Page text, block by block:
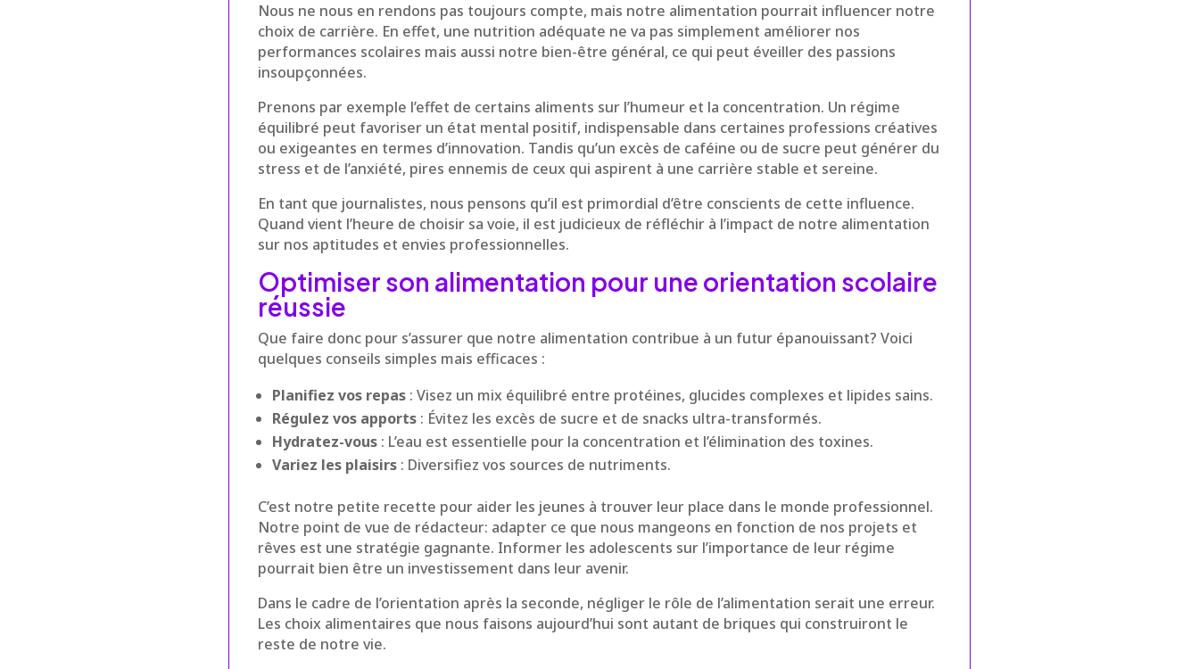
Nous ne nous en rendons pas toujours compte, mais notre alimentation pourrait influencer notre
choix de carrière. En effet, une nutrition adéquate ne va pas simplement améliorer nos
performances scolaires mais aussi notre bien-être général, ce qui peut éveiller des passions
insoupçonnées.
Prenons par exemple l’effet de certains aliments sur l’humeur et la concentration. Un régime
équilibré peut favoriser un état mental positif, indispensable dans certaines professions créatives
ou exigeantes en termes d’innovation. Tandis qu’un excès de caféine ou de sucre peut générer du
stress et de l’anxiété, pires ennemis de ceux qui aspirent à une carrière stable et sereine.
En tant que journalistes, nous pensons qu’il est primordial d’être conscients de cette influence.
Quand vient l’heure de choisir sa voie, il est judicieux de réfléchir à l’impact de notre alimentation
sur nos aptitudes et envies professionnelles.
Optimiser son alimentation pour une orientation scolaire
réussie
Que faire donc pour s’assurer que notre alimentation contribue à un futur épanouissant? Voici
quelques conseils simples mais efficaces :
Planifiez vos repas : Visez un mix équilibré entre protéines, glucides complexes et lipides sains.
Régulez vos apports : Évitez les excès de sucre et de snacks ultra-transformés.
Hydratez-vous : L’eau est essentielle pour la concentration et l’élimination des toxines.
Variez les plaisirs : Diversifiez vos sources de nutriments.
C’est notre petite recette pour aider les jeunes à trouver leur place dans le monde professionnel.
Notre point de vue de rédacteur: adapter ce que nous mangeons en fonction de nos projets et
rêves est une stratégie gagnante. Informer les adolescents sur l’importance de leur régime
pourrait bien être un investissement dans leur avenir.
Dans le cadre de l’orientation après la seconde, négliger le rôle de l’alimentation serait une erreur.
Les choix alimentaires que nous faisons aujourd’hui sont autant de briques qui construiront le
reste de notre vie.